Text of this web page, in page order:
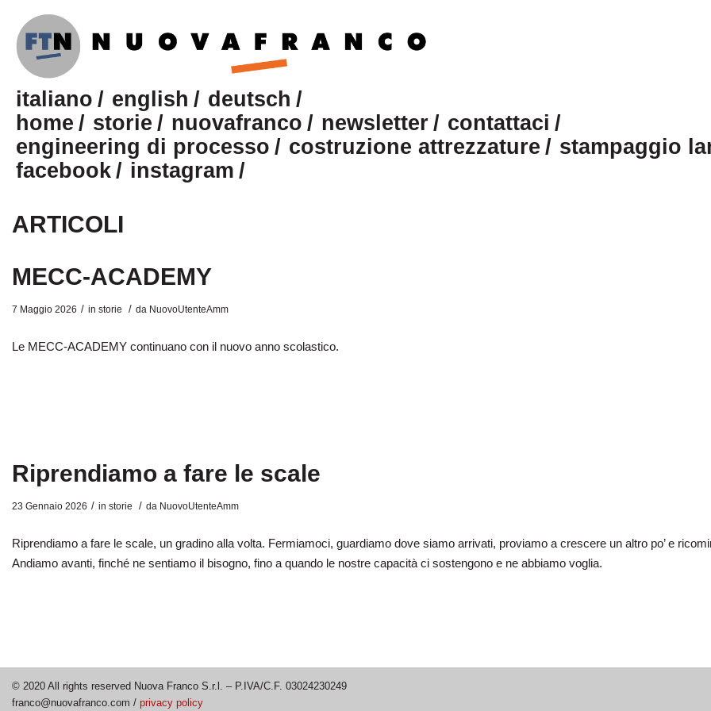
italiano english
deutsch
home
storie nuovafranco newsletter
contattaci
engineering di processo
costruzione attrezzature
stampaggio
facebook
instagram
ARTICOLI
MECC-ACADEMY
7 Maggio 2026 / in storie / da NuovoUtenteAmm
Le MECC-ACADEMY continuano con il nuovo anno scolastico.
Riprendiamo a fare le scale
23 Gennaio 2026 / in storie / da NuovoUtenteAmm
Riprendiamo a fare le scale, un gradino alla volta. Fermiamoci, guardiamo dove siamo arrivati, proviamo a crescere un altro po’ e
Andiamo avanti, finché ne sentiamo il bisogno, fino a quando le nostre capacità ci sostengono e ne abbiamo voglia.
© 2020 All rights reserved Nuova Franco S.r.l. – P.IVA/C.F. 03024230249
franco@nuovafranco.com / privacy policy